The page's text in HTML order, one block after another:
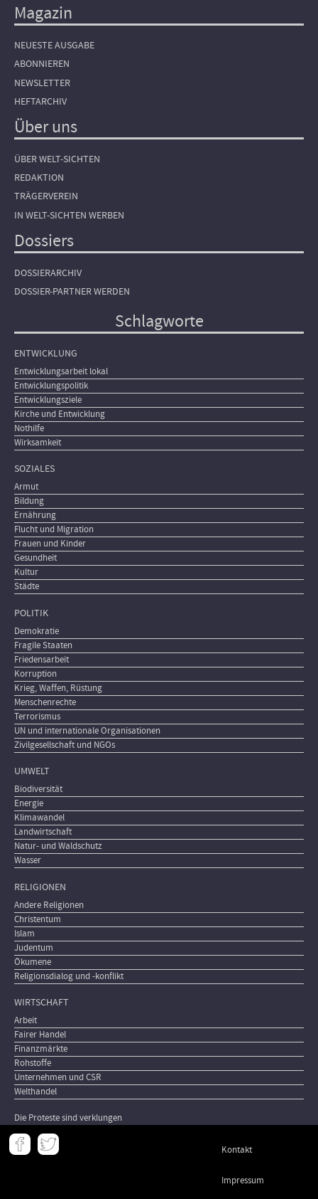
Magazin
NEUESTE AUSGABE
ABONNIEREN
NEWSLETTER
HEFTARCHIV
Über uns
ÜBER WELT-SICHTEN
REDAKTION
TRÄGERVEREIN
IN WELT-SICHTEN WERBEN
Dossiers
DOSSIERARCHIV
DOSSIER-PARTNER WERDEN
Schlagworte
ENTWICKLUNG
Entwicklungsarbeit lokal
Entwicklungspolitik
Entwicklungsziele
Kirche und Entwicklung
Nothilfe
Wirksamkeit
SOZIALES
Armut
Bildung
Ernährung
Flucht und Migration
Frauen und Kinder
Gesundheit
Kultur
Städte
POLITIK
Demokratie
Fragile Staaten
Friedensarbeit
Korruption
Krieg, Waffen, Rüstung
Menschenrechte
Terrorismus
UN und internationale Organisationen
Zivilgesellschaft und NGOs
UMWELT
Biodiversität
Energie
Klimawandel
Landwirtschaft
Natur- und Waldschutz
Wasser
RELIGIONEN
Andere Religionen
Christentum
Islam
Judentum
Ökumene
Religionsdialog und -konflikt
WIRTSCHAFT
Arbeit
Fairer Handel
Finanzmärkte
Rohstoffe
Unternehmen und CSR
Welthandel
Die Proteste sind verklungen
Meta
- Kontakt
Impressum